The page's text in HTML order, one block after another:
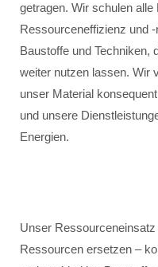
getragen. Wir schulen
Ressourceneffizienz und
Baustoffe und Techniken,
weiter nutzen lassen. Wir
unser Material
und unsere
Energien.
Unser
Ressourcen ersetzen –